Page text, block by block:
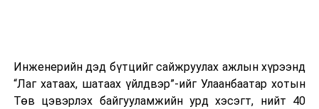
Инженерийн дэд бүтцийг сайжруулах ажлын хүрээнд
“Лаг хатаах, шатаах үйлдвэр”-ийг Улаанбаатар хотын
Төв цэвэрлэх байгууламжийн урд хэсэгт, нийт 40